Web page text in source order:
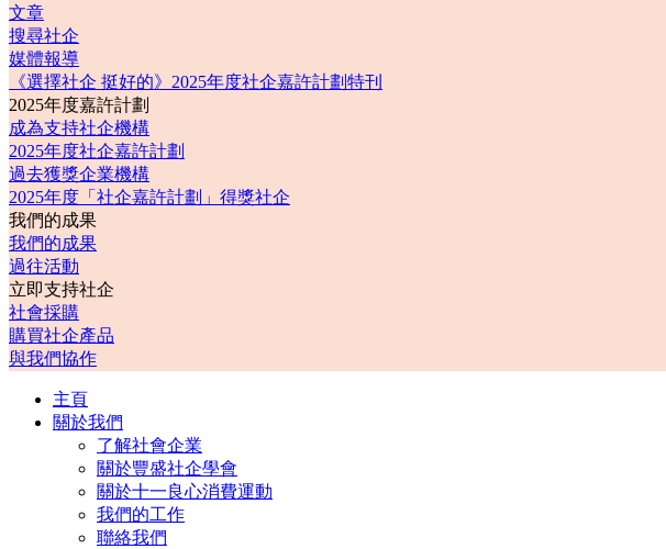
文章
搜尋社企
媒體報導
《選擇社企 挺好的》2025年度社企嘉許計劃特刊
2025年度嘉許計劃
成為支持社企機構
2025年度社企嘉許計劃
過去獲獎企業機構
2025年度「社企嘉許計劃」得獎社企
我們的成果
我們的成果
過往活動
立即支持社企
社會採購
購買社企產品
與我們協作
主頁
關於我們
了解社會企業
關於豐盛社企學會
關於十一良心消費運動
我們的工作
聯絡我們